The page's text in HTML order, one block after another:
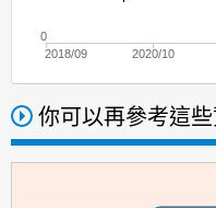
2018/09 2020/10
0
你可以再參考這